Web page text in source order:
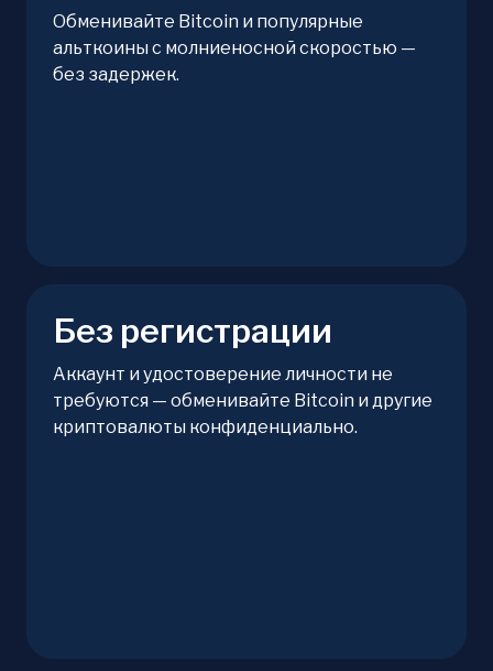
Обменивайте Bitcoin и популярные
альткоины с молниеносной скоростью —
без задержек.
Без регистрации
Аккаунт и удостоверение личности не
требуются — обменивайте Bitcoin и другие
криптовалюты конфиденциально.